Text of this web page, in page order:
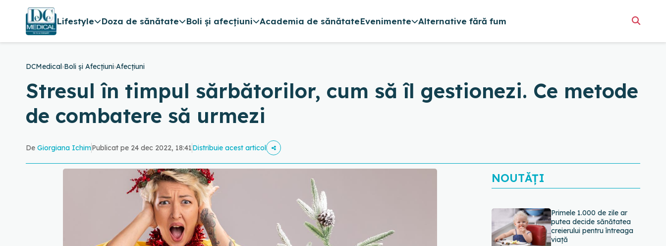
Lifestyle Doza de sănătate Boli și afecțiuni Academia de sănătateEvenimente Alternative fără fum
DCMedical›Boli și Afecțiuni›Afecțiuni
Stresul în timpul sărbătorilor, cum să îl gestionezi. Ce metode
de combatere să urmezi
De Giorgiana IchimPublicat pe 24 dec 2022, 18:41Distribuie acest articol
NOUTĂȚI
Primele 1.000 de zile ar
putea decide sănătatea
creierului pentru întreaga
viață